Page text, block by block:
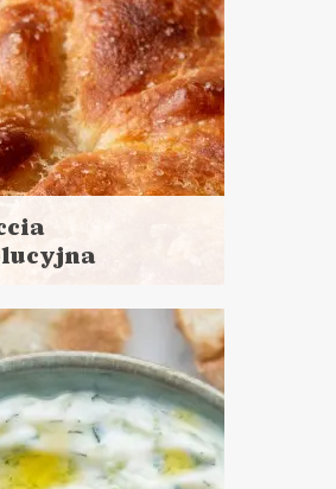
WYCZYŚĆ
5 minut
godzin czekania
DODATKI
?